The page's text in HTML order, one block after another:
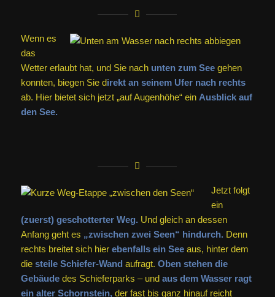
Wenn es
das
Wetter erlaubt hat, und Sie nach unten zum Seegehen
konnten, biegen Sie direkt an seinem Ufer nach rechts
ab. Hier bietet sich jetzt „auf Augenhöhe“ ein Ausblick auf
den See.
Jetzt folgt
ein
(zuerst) geschotterter Weg. Und gleich an dessen
Anfang geht es „zwischen zwei Seen“ hindurch. Denn
rechts breitet sich hier ebenfalls ein Seeaus, hinter dem
die steile Schiefer-Wand aufragt. Oben stehen die
Gebäudedes Schieferparks – und aus dem Wasser ragt
ein alter Schornstein,der fast bis ganz hinauf reicht